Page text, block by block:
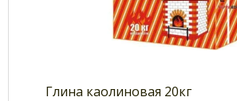
Глина каолиновая 20кг